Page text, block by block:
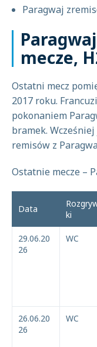
Paragwaj
mecze,
Ostatni mecz
2017 roku.
pokonaniem
bramek.
remisów z
Ostatnie mecze –
Data
ki
29.06.20
26
WC
26.06.20
26
WC